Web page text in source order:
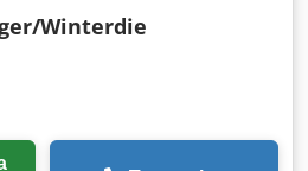
Winterdie